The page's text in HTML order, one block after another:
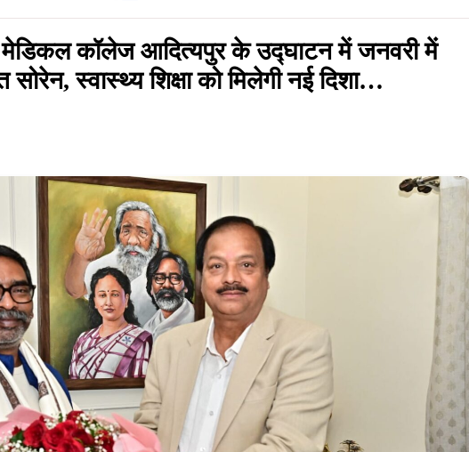
मेडिकल कॉलेज आदित्यपुर के उद्घाटन में जनवरी में
स्वास्थ्य शिक्षा को मिलेगी नई दिशा…